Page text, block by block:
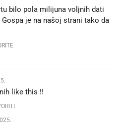
bilo pola milijuna voljnih dati
je na našoj strani tako da
like this !!